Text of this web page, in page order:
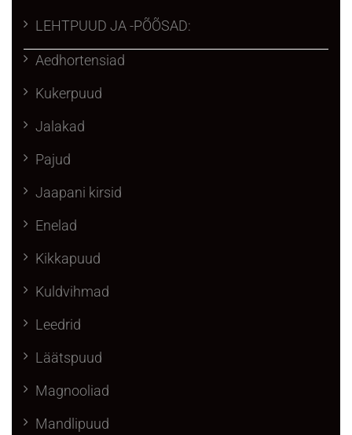
LEHTPUUD JA -PÕÕSAD:
Aedhortensiad
Kukerpuud
Jalakad
Pajud
Jaapani kirsid
Enelad
Kikkapuud
Kuldvihmad
Leedrid
Läätspuud
Magnooliad
Mandlipuud